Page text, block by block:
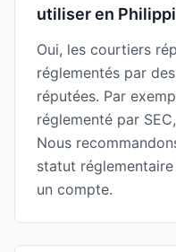
utiliser en
Oui, les courtiers
réglementés par
réputées. Par
réglementé par
Nous
statut
un compte.